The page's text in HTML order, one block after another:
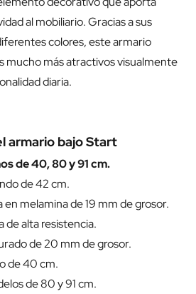
al mobiliario. Gracias a sus
colores, este armario
mucho más atractivos visualmente
diaria.
armario bajo Start
de 40, 80 y 91 cm.
de 42 cm.
melamina de 19 mm de grosor.
de alta resistencia.
de 20 mm de grosor.
de 40 cm.
de 80 y 91 cm.